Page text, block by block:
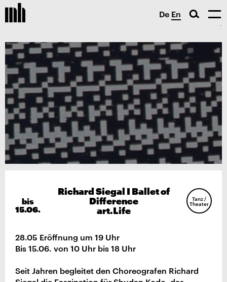
De En
bis
15.06.
Richard Siegal I Ballet of
Difference
art.Life
Tanz /
Theater
28.05 Eröffnung um 19 Uhr
Bis 15.06. von 10 Uhr bis 18 Uhr
Seit Jahren begleitet den Choreografen Richard